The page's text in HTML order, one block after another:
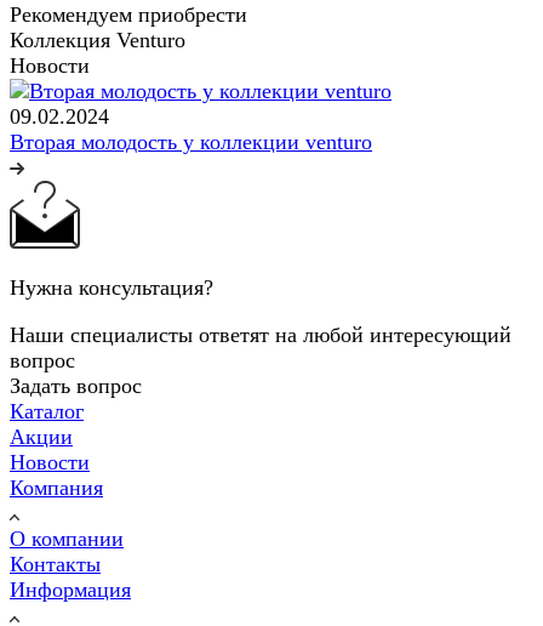
Рекомендуем приобрести
Коллекция Venturo
Новости
09.02.2024
Вторая молодость у коллекции venturo
Нужна консультация?
Наши специалисты ответят на любой интересующий
вопрос
Задать вопрос
Каталог
Акции
Новости
Компания
О компании
Контакты
Информация